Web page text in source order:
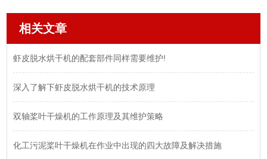
相关文章
虾皮脱水烘干机的配套部件同样需要维护!
深入了解下虾皮脱水烘干机的技术原理
双轴桨叶干燥机的工作原理及其维护策略
化工污泥桨叶干燥机在作业中出现的四大故障及解决措施